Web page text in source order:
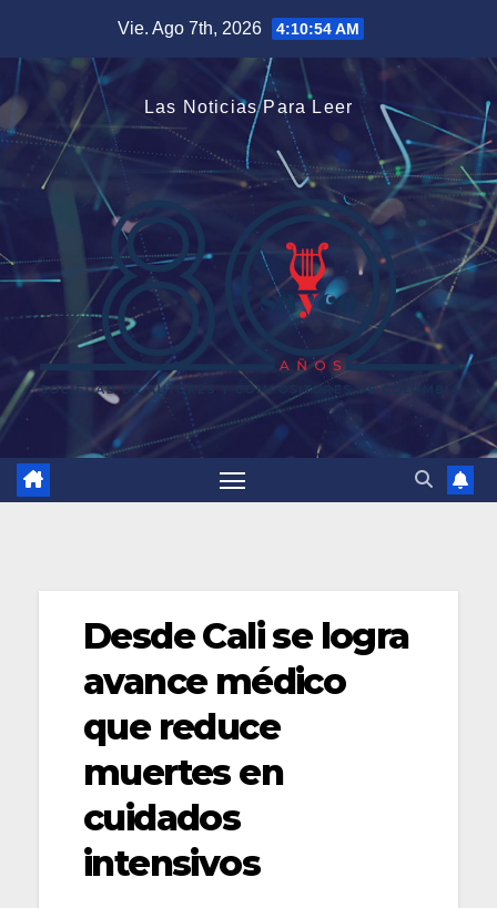
contenido
Vie. Ago 7th, 2026 4:10:55 AM
Las Noticias Para Leer
Desde Cali se logra
avance médico
que reduce
muertes en
cuidados
intensivos